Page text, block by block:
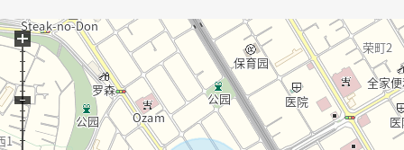
▼周边环境
・超市·便利店生活便利设施在步行范围以内有
■ 在找想要的家方面给予帮助的━━━━━・・・
房源的详细、需讨论是如有意向，请跟我们联系。
+